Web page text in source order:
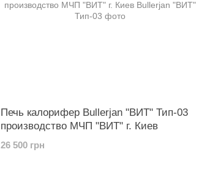
Печь калорифер Bullerjan "ВИТ" Тип-03
производство МЧП "ВИТ" г. Киев
26 500 грн